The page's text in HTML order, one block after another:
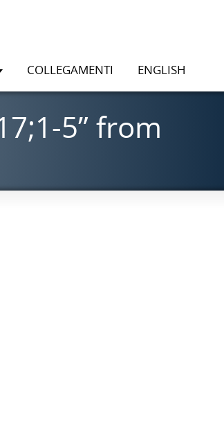
COLLEGAMENTI ENGLISH
5” from